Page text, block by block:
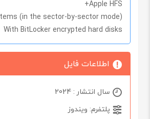
Apple HFS+
(in the sector-by-sector mode)
With BitLocker encrypted hard disks
اطلاعات فایل
سال انتشار : 2024
پلتفرم: ویندوز